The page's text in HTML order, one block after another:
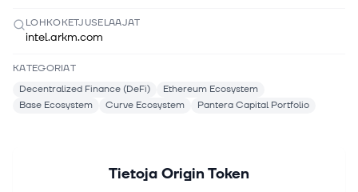
LOHKOKETJUSELAAJAT
intel.arkm.com
KATEGORIAT
Decentralized Finance (DeFi)
Ethereum Ecosystem
Base Ecosystem
Curve Ecosystem Pantera Capital Portfolio
Tietoja Origin Token